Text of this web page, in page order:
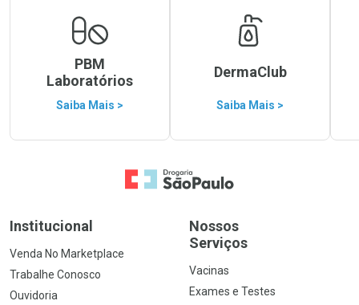
PBM
Laboratórios
Saiba Mais >
DermaClub
Saiba Mais >
Ir para a Home
Institucional
Venda No Marketplace
Trabalhe Conosco
Ouvidoria
Nossos
Serviços
Vacinas
Exames e Testes